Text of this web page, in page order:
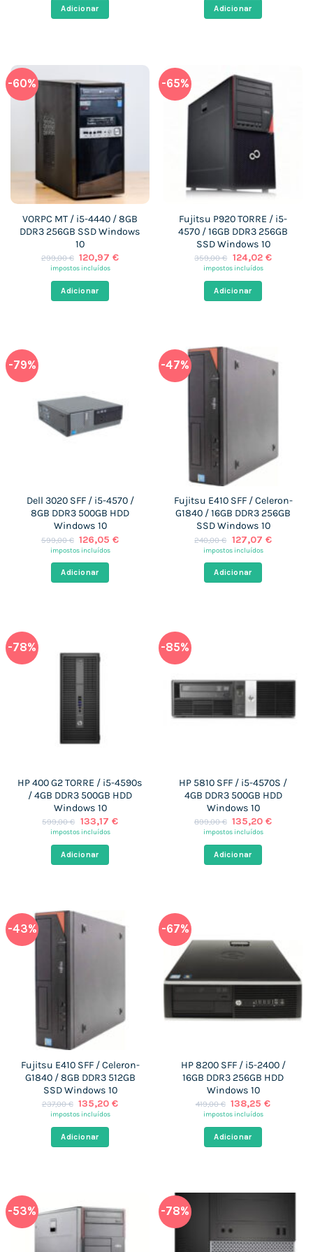
era:
329,00 €.
Adicionar
era:
650,00 €.
Adicionar
-60%
VORPC MT / i5-4440 / 8GB
DDR3 256GB SSD Windows
10
299,00€ O
preço
era:
299,00 €.
120,97€O
impostos incluídos
Adicionar
-65%
Fujitsu P920 TORRE / i5-
4570 / 16GB DDR3 256GB
SSD Windows 10
359,00€ O
preço
era:
359,00 €.
124,02 €O
impostos incluídos
Adicionar
-79%
Dell 3020 SFF / i5-4570 /
8GB DDR3 500GB HDD
Windows 10
599,00€ O
preço
era:
599,00 €.
126,05€O
impostos incluídos
Adicionar
-47%
Fujitsu E410 SFF / Celeron-
G1840 / 16GB DDR3 256GB
SSD Windows 10
240,00€ O
preço
era:
240,00 €.
127,07 €O
impostos incluídos
Adicionar
-78%
HP 400 G2 TORRE / i5-4590s
/ 4GB DDR3 500GB HDD
Windows 10
599,00€ O
preço
era:
599,00 €.
133,17 €O
impostos incluídos
Adicionar
-85%
HP 5810 SFF / i5-4570S /
4GB DDR3 500GB HDD
Windows 10
899,00€ O
preço
era:
899,00 €.
135,20€O
impostos incluídos
Adicionar
-43%
Fujitsu E410 SFF / Celeron-
G1840 / 8GB DDR3 512GB
SSD Windows 10
237,00€ O
preço
era:
237,00 €.
135,20€O
impostos incluídos
Adicionar
-67%
HP 8200 SFF / i5-2400 /
16GB DDR3 256GB HDD
Windows 10
419,00€ O
preço
era:
419,00 €.
138,25€O
impostos incluídos
Adicionar
-53% -78%